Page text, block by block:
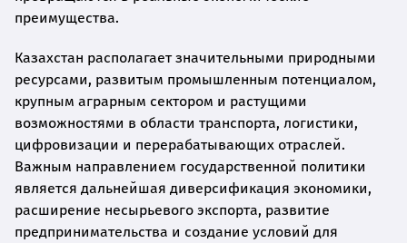
преимущества.
Казахстан располагает значительными природными
ресурсами, развитым промышленным потенциалом,
крупным аграрным сектором и растущими
возможностями в области транспорта, логистики,
цифровизации и перерабатывающих отраслей.
Важным направлением государственной политики
является дальнейшая диверсификация экономики,
расширение несырьевого экспорта, развитие
предпринимательства и создание условий для